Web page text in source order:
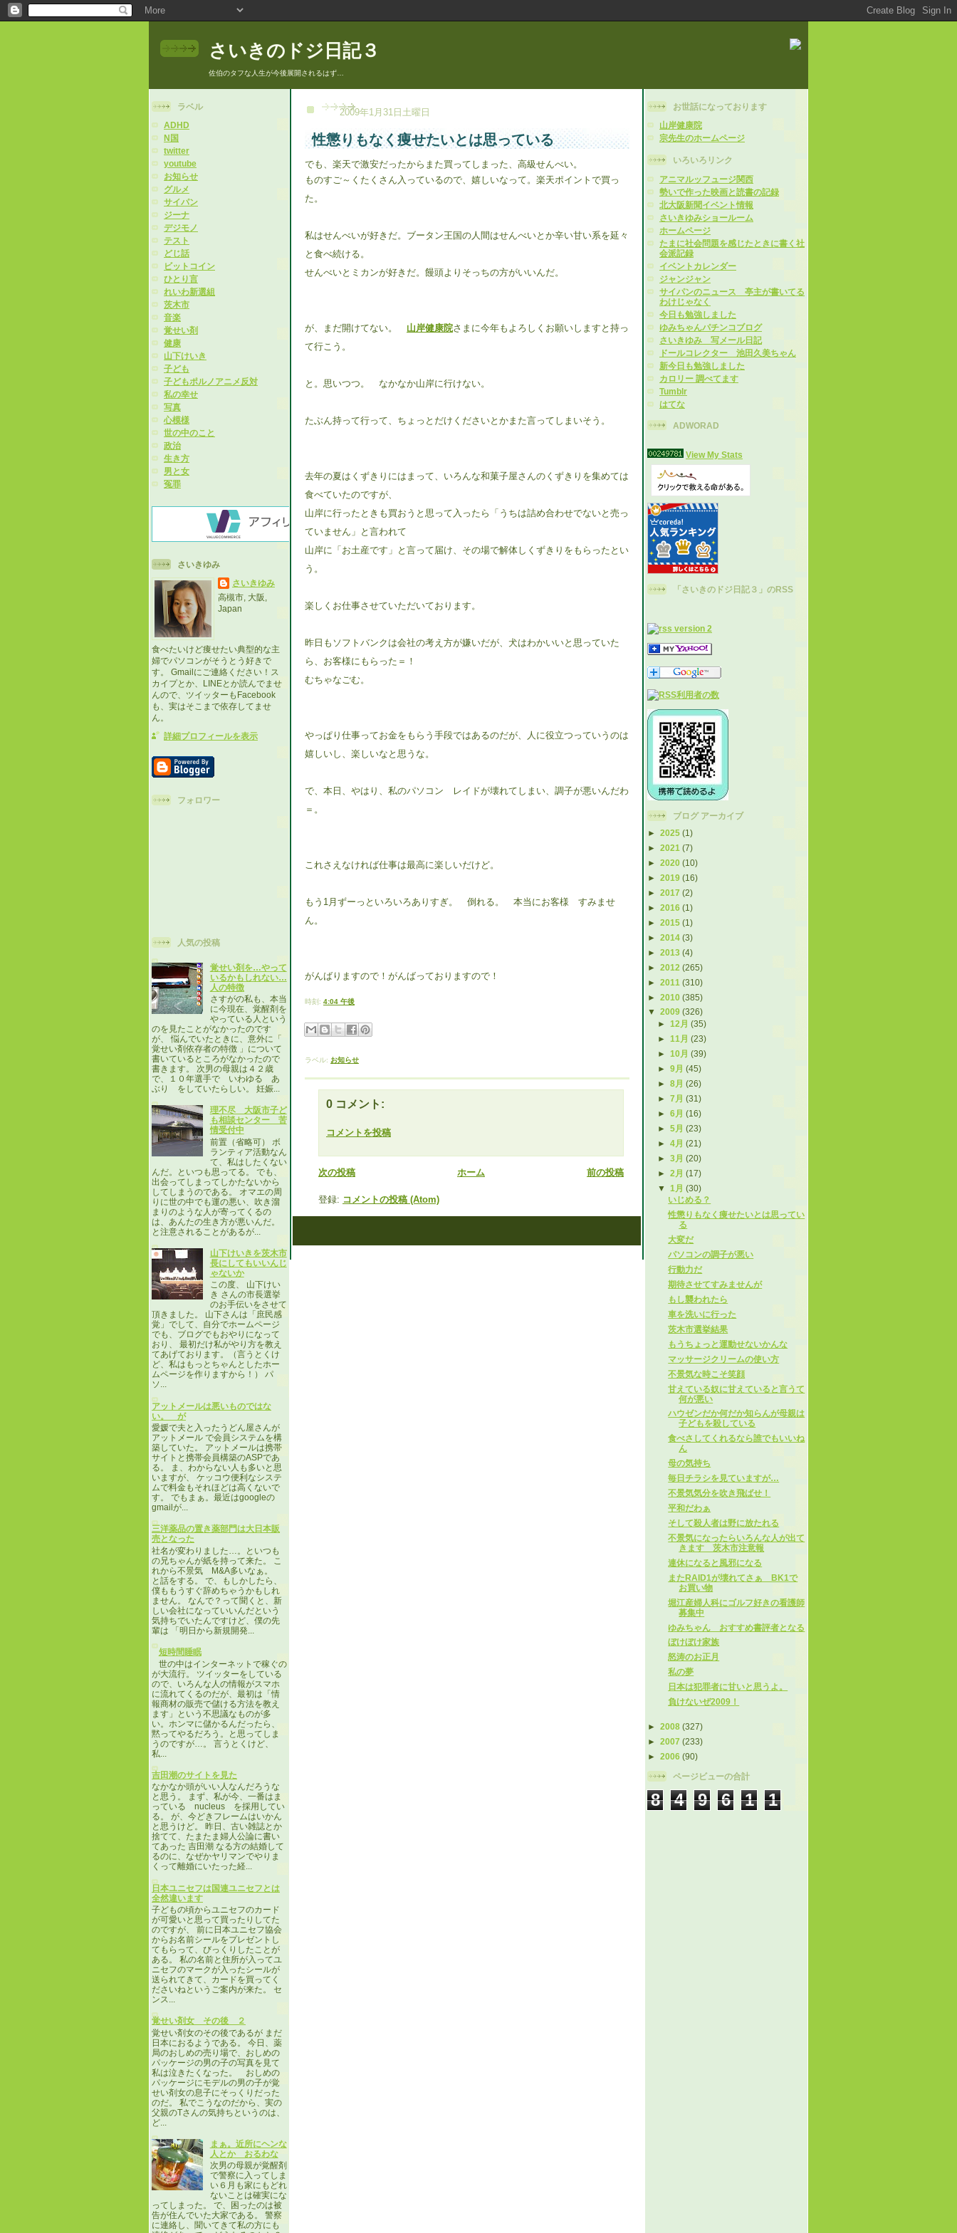
さいきのドジ日記３
佐伯のタフな人生が今後展開されるはず…
ラベル
ADHD
N国
twitter
youtube
お知らせ
グルメ
サイパン
ジーナ
デジモノ
テスト
どじ話
ビットコイン
ひとり言
れいわ新選組
茨木市
音楽
覚せい剤
健康
山下けいき
子ども
子どもポルノアニメ反対
私の幸せ
写真
心模様
世の中のこと
政治
生き方
男と女
冤罪
さいきゆみ
さいきゆみ
高槻市, 大阪,
Japan
食べたいけど痩せたい典型的な主
婦でパソコンがそうとう好きで
す。 Gmailにご連絡ください！ス
カイプとか、LINEとか読んでませ
んので、ツイッターもFacebook
も、実はそこまで依存してませ
ん。
詳細プロフィールを表示
フォロワー
人気の投稿
覚せい剤を…やって
いるかもしれない…
人の特徴
さすがの私も、本当
に今現在、覚醒剤を
やっている人という
のを見たことがなかったのです
が、 悩んでいたときに、意外に「
覚せい剤依存者の特徴 」について
書いているところがなかったので
書きます。 次男の母親は４２歳
で、１０年選手で いわゆる あ
ぶり をしていたらしい。 妊娠...
理不尽 大阪市子ど
も相談センター 苦
情受付中
前置（省略可） ボ
ランティア活動なん
て、私はしたくない
んだ。といつも思ってる。 でも、
出会ってしまってしかたないから
してしまうのである。 オマエの周
りに世の中でも運の悪い、吹き溜
まりのような人が寄ってくるの
は、あんたの生き方が悪いんだ。
と注意されることがあるが...
山下けいきを茨木市
長にしてもいいんじ
ゃないか
この度、 山下けい
き さんの市長選挙
のお手伝いをさせて
頂きました。 山下さんは「庶民感
覚」でして、自分でホームページ
でも、ブログでもおやりになって
おり、 最初だけ私がやり方を教え
てあげております。（言うとくけ
ど、私はもっとちゃんとしたホー
ムページを作りますから！） パ
ソ...
アットメールは悪いものではな
い。 が
愛媛で夫と入ったうどん屋さんが
アットメール で会員システムを構
築していた。 アットメールは携帯
サイトと携帯会員構築のASPであ
る。 ま、わからない人も多いと思
いますが、 ケッコウ便利なシステ
ムで料金もそれほどは高くないで
す。 でもまぁ。最近はgoogleの
gmailが...
三洋薬品の置き薬部門は大日本販
売となった
社名が変わりました…。といつも
の兄ちゃんが紙を持って来た。 こ
れから不景気 M&A多いなぁ。
と話をする。 で、もしかしたら、
僕ももうすぐ辞めちゃうかもしれ
ません。 なんで？って聞くと、新
しい会社になっていいんだという
気持ちでいたんですけど、僕の先
輩は 「明日から新規開発...
短時間睡眠
世の中はインターネットで稼ぐの
が大流行。 ツイッターをしている
ので、いろんな人の情報がスマホ
に流れてくるのだが、最初は「情
報商材の販売で儲ける方法を教え
ます」という不思議なものが多
い。ホンマに儲かるんだったら、
黙ってやるだろう。と思ってしま
うのですが…。 言うとくけど、
私...
吉田潮のサイトを見た
なかなか頭がいい人なんだろうな
と思う。 まず、私が今、一番はま
っている nucleus を採用してい
る。 が、今どきフレームはいかん
と思うけど。 昨日、古い雑誌とか
捨てて、たまたま婦人公論に書い
てあった 吉田潮 なる方の結婚して
るのに、なぜかヤリマンでやりま
くって離婚にいたった経...
日本ユニセフは国連ユニセフとは
全然違います
子どもの頃からユニセフのカード
が可愛いと思って買ったりしてた
のですが、 前に日本ユニセフ協会
からお名前シールをプレゼントし
てもらって、びっくりしたことが
ある。 私の名前と住所が入ってユ
ニセフのマークが入ったシールが
送られてきて、カードを買ってく
ださいねというご案内が来た。 セ
ンス...
覚せい剤女 その後 ２
覚せい剤女のその後であるが まだ
日本におるようである。 今日、薬
局のおしめの売り場で、おしめの
パッケージの男の子の写真を見て
私は泣きたくなった。 おしめの
パッケージにモデルの男の子が覚
せい剤女の息子にそっくりだった
のだ。 私でこうなのだから、実の
父親のTさんの気持ちというのは、
ど...
まぁ。近所にヘンな
人とか おるわな
次男の母親が覚醒剤
で警察に入ってしま
い６月も家にもどれ
ないことは確実にな
ってしまった。 で、困ったのは被
告が住んでいた大家である。 警察
に連絡し、聞いてきて私の方にも
お世話になっております
山岸健康院
宗先生のホームページ
いろいろリンク
アニマルッフュージ関西
勢いで作った映画と読書の記録
北大阪新聞イベント情報
さいきゆみショールーム
ホームページ
たまに社会問題を感じたときに書く社
会派記録
イベントカレンダー
ジャンジャン
サイパンのニュース 亭主が書いてる
わけじゃなく
今日も勉強しました
ゆみちゃんパチンコブログ
さいきゆみ 写メール日記
ドールコレクター 池田久美ちゃん
新今日も勉強しました
カロリー 調べてます
Tumblr
はてな
ADWORAD
View My Stats
「さいきのドジ日記３」のRSS
ブログ アーカイブ
► 2025 (1)
► 2021 (7)
► 2020 (10)
► 2019 (16)
► 2017 (2)
► 2016 (1)
► 2015 (1)
► 2014 (3)
► 2013 (4)
► 2012 (265)
► 2011 (310)
► 2010 (385)
▼ 2009 (326)
►12月(35)
►11月(23)
►10月(39)
►9月(45)
►8月(26)
►7月(31)
►6月(16)
►5月(23)
►4月(21)
►3月(20)
►2月(17)
▼1月(30)
いじめる？
性懲りもなく痩せたいとは思ってい
る
大変だ
パソコンの調子が悪い
行動力だ
期待させてすみませんが
もし襲われたら
車を洗いに行った
茨木市選挙結果
もうちょっと運動せないかんな
マッサージクリームの使い方
不景気な時こそ笑顔
甘えている奴に甘えていると言うて
何が悪い
ハウゼンだか何だか知らんが母親は
子どもを殺している
食べさしてくれるなら誰でもいいね
ん
母の気持ち
毎日チラシを見ていますが…
不景気気分を吹き飛ばせ！
平和だわぁ
そして殺人者は野に放たれる
不景気になったらいろんな人が出て
きます 茨木市注意報
連休になると風邪になる
またRAID1が壊れてさぁ BK1で
お買い物
堀江産婦人科にゴルフ好きの看護師
募集中
ゆみちゃん おすすめ書評者となる
ぼけぼけ家族
怒涛のお正月
私の夢
日本は犯罪者に甘いと思うよ。
負けないぜ2009！
► 2008 (327)
► 2007 (233)
► 2006 (90)
ページビューの合計
8 4 9 6 1 1
2009年1月31日土曜日
性懲りもなく痩せたいとは思っている
でも、楽天で激安だったからまた買ってしまった、高級せんべい。
ものすご～くたくさん入っているので、嬉しいなって。楽天ポイントで買っ
た。
私はせんべいが好きだ。ブータン王国の人間はせんべいとか辛い甘い系を延々
と食べ続ける。
せんべいとミカンが好きだ。饅頭よりそっちの方がいいんだ。
が、まだ開けてない。 山岸健康院さまに今年もよろしくお願いしますと持っ
て行こう。
と。思いつつ。 なかなか山岸に行けない。
たぶん持って行って、ちょっとだけくださいとかまた言ってしまいそう。
去年の夏はくずきりにはまって、いろんな和菓子屋さんのくずきりを集めては
食べていたのですが、
山岸に行ったときも買おうと思って入ったら「うちは詰め合わせでないと売っ
ていません」と言われて
山岸に「お土産です」と言って届け、その場で解体しくずきりをもらったとい
う。
楽しくお仕事させていただいております。
昨日もソフトバンクは会社の考え方が嫌いだが、犬はわかいいと思っていた
ら、お客様にもらった＝！
むちゃなごむ。
やっぱり仕事ってお金をもらう手段ではあるのだが、人に役立つっていうのは
嬉しいし、楽しいなと思うな。
で、本日、やはり、私のパソコン レイドが壊れてしまい、調子が悪いんだわ
＝。
これさえなければ仕事は最高に楽しいだけど。
もう1月ずーっといろいろありすぎ。 倒れる。 本当にお客様 すみませ
ん。
がんばりますので！がんばっておりますので！
時刻: 4:04 午後
ラベル: お知らせ
0 コメント:
コメントを投稿
次の投稿 前の投稿
ホーム
登録: コメントの投稿 (Atom)